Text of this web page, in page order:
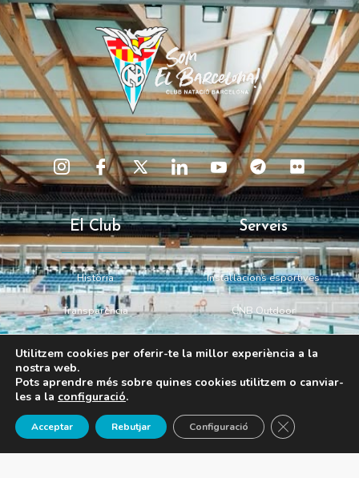
El Club
Història
Transparència
Serveis
Instal·lacions esportives
CNB Outdoor
Contacte
93 221 46 00
Utilitzem cookies per oferir-te la millor experiència a la
nostra web.
Pots aprendre més sobre quines cookies utilitzem o canviar-
les a la configuració.
Acceptar Rebutjar Configuració Tanca el